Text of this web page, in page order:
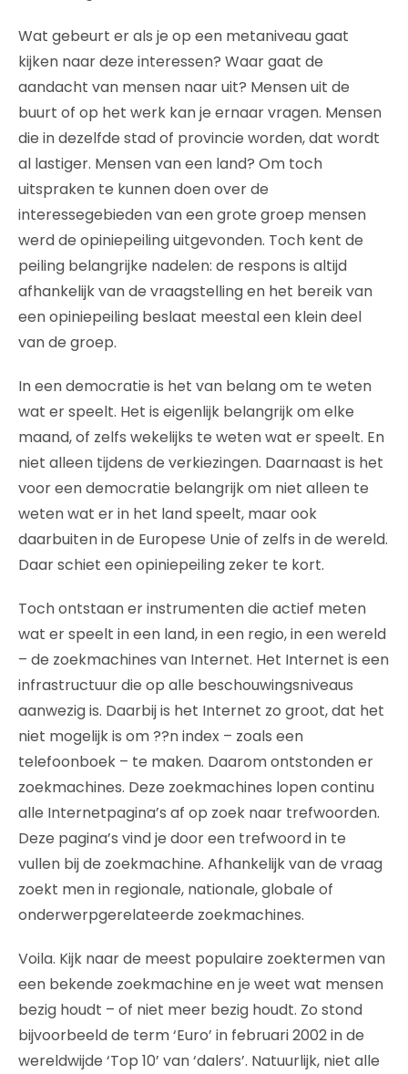
Wat gebeurt er als je op een metaniveau gaat
kijken naar deze interessen? Waar gaat de
aandacht van mensen naar uit? Mensen uit de
buurt of op het werk kan je ernaar vragen. Mensen
die in dezelfde stad of provincie worden, dat wordt
al lastiger. Mensen van een land? Om toch
uitspraken te kunnen doen over de
interessegebieden van een grote groep mensen
werd de opiniepeiling uitgevonden. Toch kent de
peiling belangrijke nadelen: de respons is altijd
afhankelijk van de vraagstelling en het bereik van
een opiniepeiling beslaat meestal een klein deel
van de groep.
In een democratie is het van belang om te weten
wat er speelt. Het is eigenlijk belangrijk om elke
maand, of zelfs wekelijks te weten wat er speelt. En
niet alleen tijdens de verkiezingen. Daarnaast is het
voor een democratie belangrijk om niet alleen te
weten wat er in het land speelt, maar ook
daarbuiten in de Europese Unie of zelfs in de wereld.
Daar schiet een opiniepeiling zeker te kort.
Toch ontstaan er instrumenten die actief meten
wat er speelt in een land, in een regio, in een wereld
– de zoekmachines van Internet. Het Internet is een
infrastructuur die op alle beschouwingsniveaus
aanwezig is. Daarbij is het Internet zo groot, dat het
niet mogelijk is om ??n index – zoals een
telefoonboek – te maken. Daarom ontstonden er
zoekmachines. Deze zoekmachines lopen continu
alle Internetpagina’s af op zoek naar trefwoorden.
Deze pagina’s vind je door een trefwoord in te
vullen bij de zoekmachine. Afhankelijk van de vraag
zoekt men in regionale, nationale, globale of
onderwerpgerelateerde zoekmachines.
Voila. Kijk naar de meest populaire zoektermen van
een bekende zoekmachine en je weet wat mensen
bezig houdt – of niet meer bezig houdt. Zo stond
bijvoorbeeld de term ‘Euro’ in februari 2002 in de
wereldwijde ‘Top 10’ van ‘dalers’. Natuurlijk, niet alle